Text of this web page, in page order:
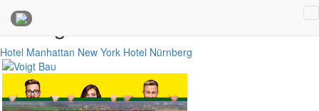
Anzeigen
Hotel Manhattan New York Hotel Nürnberg